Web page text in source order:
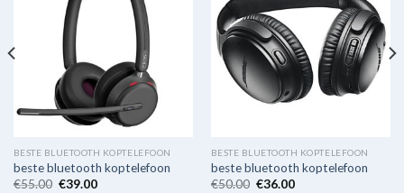
BESTE BLUETOOTH KOPTELEFOON
beste bluetooth koptelefoon
€55.00 €39.00
BESTE BLUETOOTH KOPTELEFOON
beste bluetooth koptelefoon
€50.00 €36.00